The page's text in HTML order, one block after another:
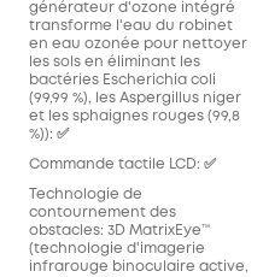
générateur d'ozone intégré
transforme l'eau du robinet
en eau ozonée pour nettoyer
les sols en éliminant les
bactéries Escherichia coli
(99,99 %), les Aspergillus niger
et les sphaignes rouges (99,8
%)): ✅
Commande tactile LCD: ✅
Technologie de
contournement des
obstacles: 3D MatrixEye™️
(technologie d'imagerie
infrarouge binoculaire active,